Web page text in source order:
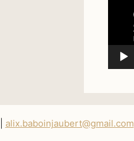
alix.baboinjaubert@gmail.com